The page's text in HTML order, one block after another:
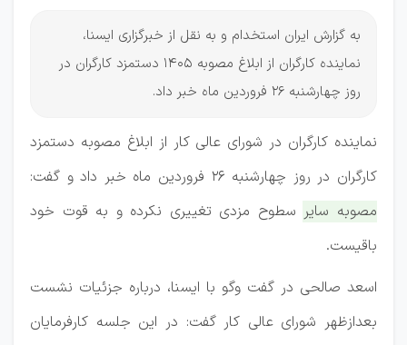
به گزارش ایران استخدام و به نقل از خبرگزاری ایسنا،
نماینده کارگران از ابلاغ مصوبه 1405 دستمزد کارگران در
روز چهارشنبه 26 فروردین ماه خبر داد.
نماینده کارگران در شورای عالی کار از ابلاغ مصوبه دستمزد
کارگران در روز چهارشنبه ۲۶ فروردین ماه خبر داد و گفت:
مصوبه سایر سطوح مزدی تغییری نکرده و به قوت خود
باقیست.
اسعد صالحی در گفت وگو با ایسنا، درباره جزئیات نشست
بعدازظهر شورای عالی کار گفت: در این جلسه کارفرمایان